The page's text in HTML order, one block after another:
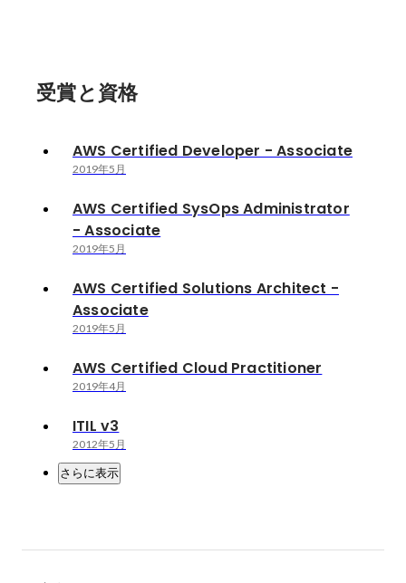
受賞と資格
AWS Certified Developer - Associate
2019年5月
AWS Certified SysOps Administrator
- Associate
2019年5月
AWS Certified Solutions Architect -
Associate
2019年5月
AWS Certified Cloud Practitioner
2019年4月
ITIL v3
2012年5月
さらに表示